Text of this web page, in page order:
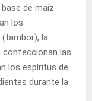
de maíz
los
la
confeccionan las
los espíritus de
durante la